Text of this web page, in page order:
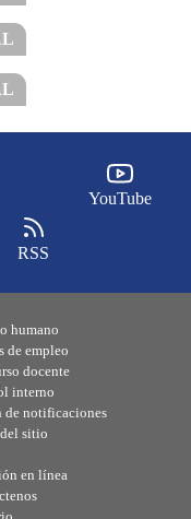
YouTube
RSS
humano
de empleo
docente
interno
de notificaciones
sitio
en línea